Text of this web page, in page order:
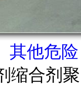
其他危险
缩合剂聚